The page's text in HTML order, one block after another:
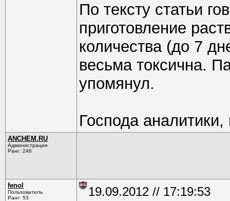
По тексту статьи
приготовление
количества (до 7
весьма токсична.
упомянул.
Господа
ANCHEM.RU
Администрация
Ранг: 246
fenol
Пользователь
Ранг: 53
19.09.2012 // 17:19:53